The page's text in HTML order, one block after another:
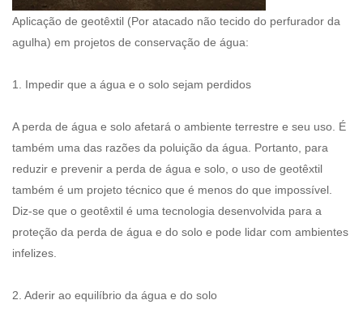
Aplicação de geotêxtil (Por atacado não tecido do perfurador da
agulha) em projetos de conservação de água:
1. Impedir que a água e o solo sejam perdidos
A perda de água e solo afetará o ambiente terrestre e seu uso. É
também uma das razões da poluição da água. Portanto, para
reduzir e prevenir a perda de água e solo, o uso de geotêxtil
também é um projeto técnico que é menos do que impossível.
Diz-se que o geotêxtil é uma tecnologia desenvolvida para a
proteção da perda de água e do solo e pode lidar com ambientes
infelizes.
2. Aderir ao equilíbrio da água e do solo